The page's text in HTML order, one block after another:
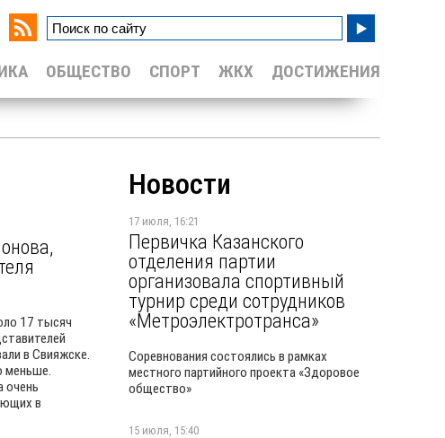
ДОСТИЖЕНИЯ
ЖКХ
СПОРТ
ОБЩЕСТВО
17 тысяч
в Свияжске.
меньше.
очень
в
Новости
17 июля, 16:21
Первичка Казанского
отделения партии
организовала спортивный
турнир среди сотрудников
«Метроэлектротранса»
Соревнования состоялись в рамках
местного партийного проекта «Здоровое
общество»
15 июля, 15:40